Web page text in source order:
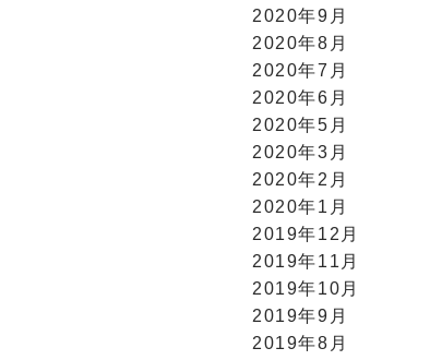
2020年9月
2020年8月
2020年7月
2020年6月
2020年5月
2020年3月
2020年2月
2020年1月
2019年12月
2019年11月
2019年10月
2019年9月
2019年8月